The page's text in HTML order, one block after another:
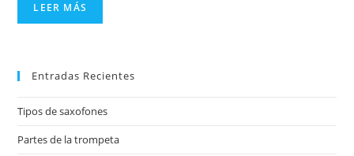
LEER MÁS
Entradas Recientes
Tipos de saxofones
Partes de la trompeta